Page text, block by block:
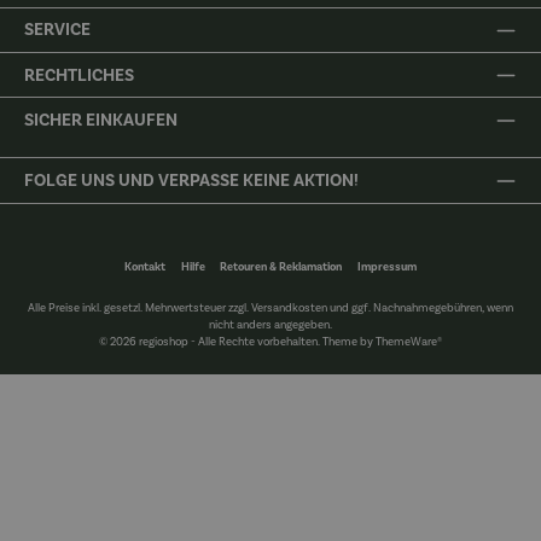
SERVICE
RECHTLICHES
SICHER EINKAUFEN
FOLGE UNS UND VERPASSE KEINE AKTION!
Kontakt Hilfe Retouren & Reklamation Impressum
Alle Preise inkl. gesetzl. Mehrwertsteuer zzgl.Versandkostenund ggf. Nachnahmegebühren, wenn
nicht anders angegeben.
© 2026 regioshop - Alle Rechte vorbehalten. Theme byThemeWare®